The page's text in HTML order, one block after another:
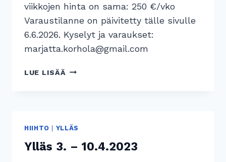
viikkojen hinta on sama: 250 €/vko
Varaustilanne on päivitetty tälle sivulle
6.6.2026. Kyselyt ja varaukset:
marjatta.korhola@gmail.com
LUE LISÄÄ VAPAITA
HIIHTO YLLÄS
Ylläs 3. – 10.4.2023